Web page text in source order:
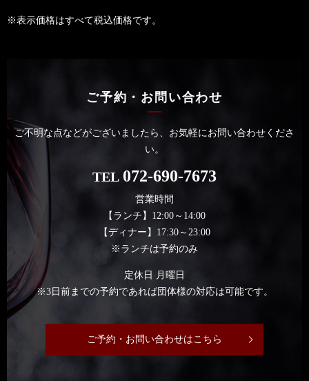
※表示価格はすべて税込価格です。
ご予約・お問い合わせ
ご不明な点などがございましたら、お気軽にお問い合わせくださ
い。
TEL 072-690-7673
営業時間
【ランチ】12:00～14:00
【ディナー】17:30～23:00
※ランチは予約のみ
定休日 月曜日
※3日前までの予約であれば団体様の対応は可能です。
ご予約・お問い合わせはこちら